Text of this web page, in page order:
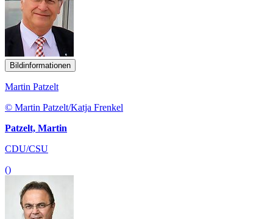
Bildinformationen
Martin Patzelt
© Martin Patzelt/Katja Frenkel
Patzelt, Martin
CDU/CSU
()